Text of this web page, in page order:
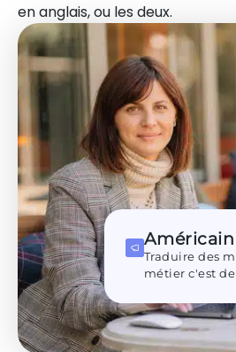
en anglais, ou les deux.
Américain
Traduire des
métier c'est